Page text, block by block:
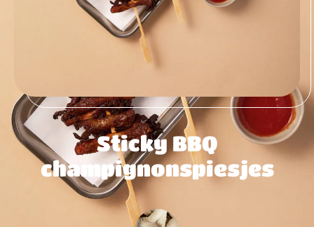
Sticky BBQ
champignonspiesjes